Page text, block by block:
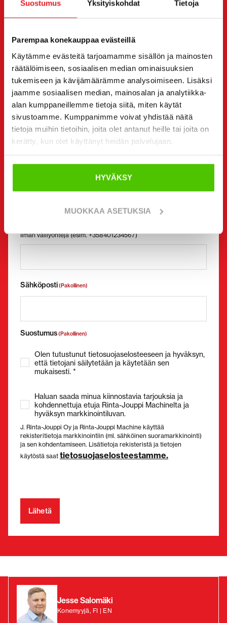
Suostumus Yksityiskohdat Tietoja
Parempaa konekauppaa evästeillä
Käytämme evästeitä tarjoamamme sisällön ja mainosten
räätälöimiseen, sosiaalisen median ominaisuuksien
tukemiseen ja kävijämäärämme analysoimiseen. Lisäksi
jaamme sosiaalisen median, mainosalan ja analytiikka-
alan kumppaneillemme tietoja siitä, miten käytät
sivustoamme. Kumppanimme voivat yhdistää näitä
tietoja muihin tietoihin, joita olet antanut heille tai joita on
kerätty, kun olet käyttänyt heidän palvelujaan.
HYVÄKSY
MUOKKAA ASETUKSIA
Voit halutessasi olla suoraan yhteydessä myös
yksittäiseen myyjään. Myyjän yhteystiedot löydät sivun
Haluan(Pakollinen)
Ostaa
Vuokrata
Kysyä lisätietoja
Yhteystiedot
Etunimi * Sukunimi *
Y-tunnus
Ilman välilyöntejä (esim. +358401234567)
Sähköposti(Pakollinen)
Suostumus(Pakollinen)
Olen tutustunut tietosuojaselosteeseen ja hyväksyn,
että tietojani säilytetään ja käytetään sen
mukaisesti. *
Haluan saada minua kiinnostavia tarjouksia ja
kohdennettuja etuja Rinta-Jouppi Machinelta ja
hyväksyn markkinointiluvan.
J. Rinta-Jouppi Oy ja Rinta-Jouppi Machine käyttää
rekisteritietoja markkinointiin (ml. sähköinen suoramarkkinointi)
ja sen kohdentamiseen. Lisätietoja rekisteristä ja tietojen
käytöstä saat tietosuojaselosteestamme.
Jesse Salomäki
Konemyyjä, FI | EN